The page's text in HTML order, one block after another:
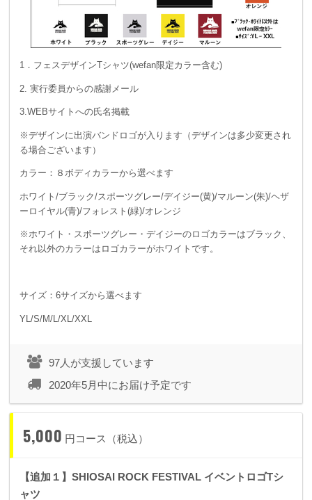
1．フェスデザインTシャツ(wefan限定カラー含む)
2. 実行委員からの感謝メール
3.WEBサイトへの氏名掲載
※デザインに出演バンドロゴが入ります（デザインは多少変更され
る場合ございます）
カラー：８ボディカラーから選べます
ホワイト/ブラック/スポーツグレー/デイジー(黄)/マルーン(朱)/ヘザ
ーロイヤル(青)/フォレスト(緑)/オレンジ
※ホワイト・スポーツグレー・デイジーのロゴカラーはブラック、
それ以外のカラーはロゴカラーがホワイトです。
サイズ：6サイズから選べます
YL/S/M/L/XL/XXL
97人が支援しています
2020年5月中にお届け予定です
5,000 円コース（税込）
【追加１】SHIOSAI ROCK FESTIVAL イベントロゴTシ
ャツ